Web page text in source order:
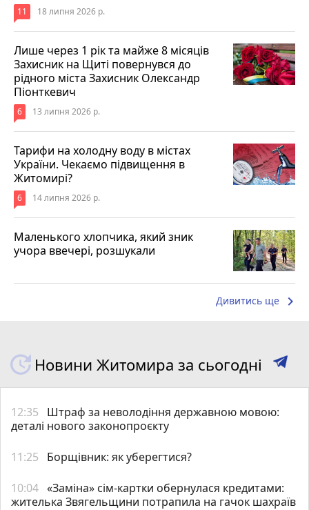
11 18 липня 2026 р.
Лише через 1 рік та майже 8 місяців
Захисник на Щиті повернувся до
рідного міста Захисник Олександр
Піонткевич
6 13 липня 2026 р.
Тарифи на холодну воду в містах
України. Чекаємо підвищення в
Житомирі?
6 14 липня 2026 р.
Маленького хлопчика, який зник
учора ввечері, розшукали
Дивитись ще keyboard_arrow_right
Новини Житомира за сьогодні
12:35
Штраф за неволодіння державною мовою:
деталі нового законопроєкту
11:25 Борщівник: як уберегтися?
10:04 «Заміна» сім-картки обернулася кредитами:
жителька Звягельщини потрапила на гачок шахраїв